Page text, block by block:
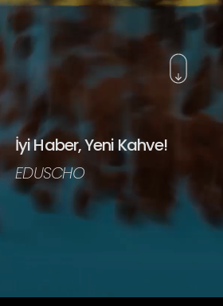
işler
hakkımızda
insanlar
haberler
İyi Haber, Yeni Kahve!
EDUSCHO